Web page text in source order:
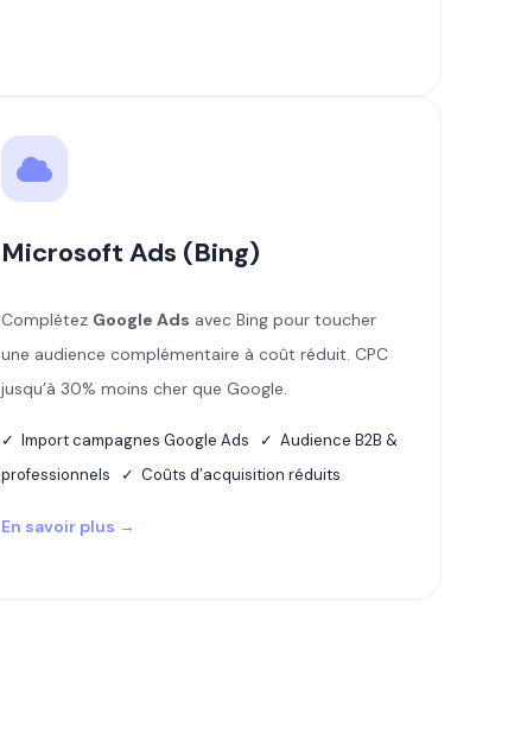
Microsoft Ads (Bing)
Complétez Google Ads avec Bing pour toucher
une audience complémentaire à coût réduit. CPC
jusqu’à 30% moins cher que Google.
✓ Import campagnes Google Ads ✓ Audience B2B &
professionnels ✓ Coûts d’acquisition réduits
En savoir plus →